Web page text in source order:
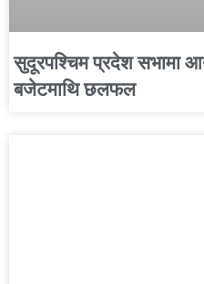
सुदूरपश्चिम प्रदेश सभामा
बजेटमाथि छलफल